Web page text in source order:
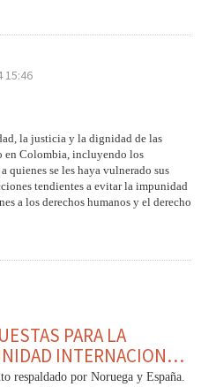
15:46
la justicia y la dignidad de las
en Colombia, incluyendo los
quienes se les haya vulnerado sus
tendientes a evitar la impunidad
a los derechos humanos y el derecho
PARA LA
INTERNACION…
respaldado por Noruega y España.